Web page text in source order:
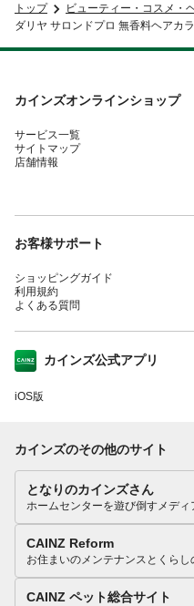
トップ ビューティー・コスメ・
ダリヤ サロンドプロ 無香料ヘアカ
カインズオンラインショップ
サービス一覧
サイトマップ
店舗情報
お客様サポート
ショッピングガイド
利用規約
よくある質問
カインズ公式アプリ
iOS版
カインズのその他のサイト
となりのカインズさん
ホームセンターを遊び倒すメディ
CAINZ Reform
お住まいのメンテナンスとくらし
CAINZ ペット総合サイト